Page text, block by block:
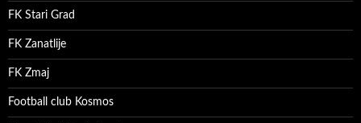
FK Stari Grad
FK Zanatlije
FK Zmaj
Football club Kosmos